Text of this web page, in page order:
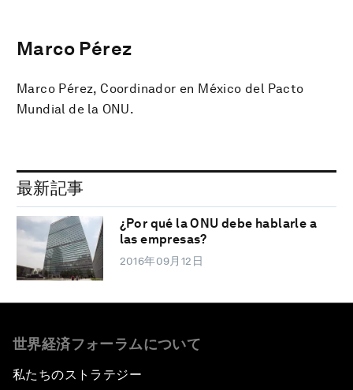
Marco Pérez
Marco Pérez, Coordinador en México del Pacto
Mundial de la ONU.
最新記事
¿Por qué la ONU debe hablarle a
las empresas?
2016年09月12日
世界経済フォーラムについて
私たちのストラテジー